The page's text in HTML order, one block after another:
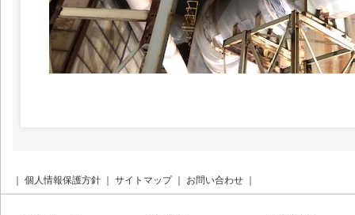
｜ 個人情報保護方針 ｜ サイトマップ ｜ お問い合わせ ｜